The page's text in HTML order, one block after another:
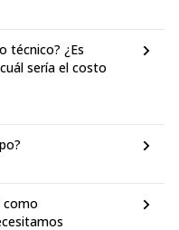
técnico? ¿Es
sería el costo
como